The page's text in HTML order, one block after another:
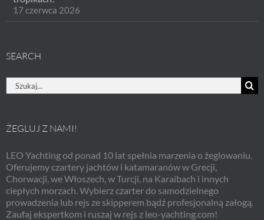
17 czerwca 2026
SEARCH
Szukaj
ŻEGLUJ Z NAMI!
LEO Yachting od ponad 10 lat spełnia marzenia o żeglowaniu.
Oferujemy czartery jachtów i katamaranów w Grecji,
Chorwacji, we Włoszech, w Turcji, na Karaibach i innych
ciepłych morzach. Wybierz czarter do samodzielnego
prowadzenia lub rejs ze skipperem bądź profesjonalną załogą.
Zaufaj ekspertkom i ruszaj w rejs z leo-yachting.com!